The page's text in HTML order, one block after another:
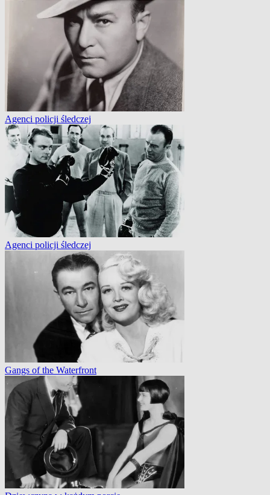
Agenci policji śledczej
Agenci policji śledczej
Gangs of the Waterfront